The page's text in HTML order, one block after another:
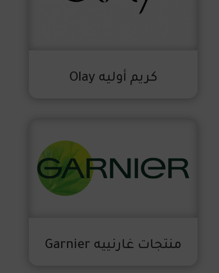
كريم أوليه Olay
منتجات غارنييه Garnier